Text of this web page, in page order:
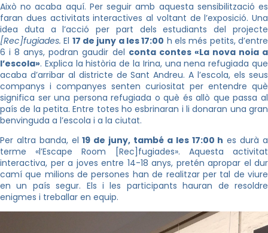
Això no acaba aquí. Per seguir amb aquesta sensibilització es
faran dues activitats interactives al voltant de l’exposició. Una
idea duta a l’acció per part dels estudiants del projecte
[Rec]fugiades. El 17 de juny a les 17:00 h els més petits, d’entre
6 i 8 anys, podran gaudir del conta contes «La nova noia a
l’escola». Explica la història de la Irina, una nena refugiada que
acaba d’arribar al districte de Sant Andreu. A l’escola, els seus
companys i companyes senten curiositat per entendre què
significa ser una persona refugiada o què és allò que passa al
país de la petita. Entre totes ho esbrinaran i li donaran una gran
benvinguda a l’escola i a la ciutat.
Per altra banda, el19 de juny, també a les 17:00 h es durà a
terme «l’Escape Room [Rec]fugiades». Aquesta activitat
interactiva, per a joves entre 14-18 anys, pretén apropar el dur
camí que milions de persones han de realitzar per tal de viure
en un país segur. Els i les participants hauran de resoldre
enigmes i treballar en equip.